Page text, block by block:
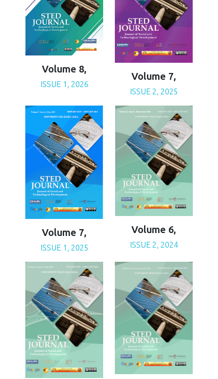
Volume 8,
ISSUE 1, 2026
Volume 7,
ISSUE 2, 2025
Volume 7,
ISSUE 1, 2025
Volume 6,
ISSUE 2, 2024